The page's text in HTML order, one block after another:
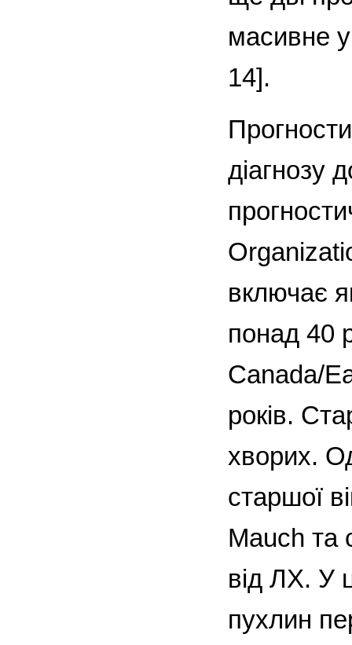
масивне
14].
діагнозу
включає
понад 40
Canada/
років.
хворих.
старшої
Mauch та
від ЛХ. У
пухлин